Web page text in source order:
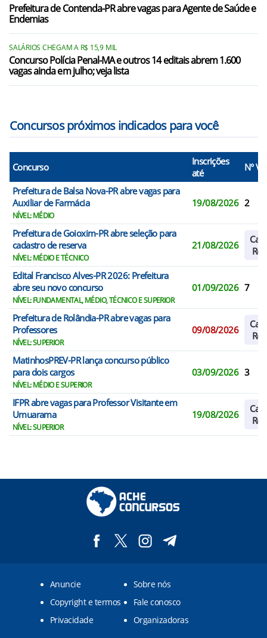
Prefeitura de Contenda-PR abre vagas para Agente de Saúde e
Endemias
SALÁRIOS CHEGAM A R$ 15,9 MIL
Concurso Polícia Penal-MA e outros 14 editais abrem 1.600
vagas ainda em julho; veja lista
Concursos próximos indicados para você
Concurso
Inscrições
até
N°
Prefeitura de Balsa Nova-PR abre vagas para
Auxiliar de Farmácia
NÍVEL: MÉDIO
19/08/2026 2
Prefeitura de Goioxim-PR abre seleção para
cadastro de reserva
NÍVEL: MÉDIO E TÉCNICO
21/08/2026
Edital Francisco Alves-PR 2026: Prefeitura
abre seu novo concurso
NÍVEL: FUNDAMENTAL, MÉDIO, TÉCNICO E SUPERIOR
01/09/2026 7
Prefeitura de Rolândia-PR abre vagas para
Professores
NÍVEL: SUPERIOR
09/08/2026
MatinhosPREV-PR lança concurso público
para dois cargos
NÍVEL: MÉDIO E SUPERIOR
03/09/2026 3
IFPR abre vagas para Professor Visitante em
Umuarama
NÍVEL: SUPERIOR
19/08/2026
Anuncie
Sobre nós
Copyright e termos
Fale conosco
Privacidade
Organizadoras